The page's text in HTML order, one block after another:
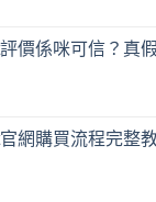
價係咪可信？真
網購買流程完整